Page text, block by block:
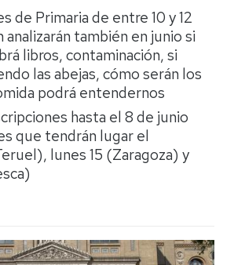
de Primaria de entre 10 y 12
analizarán también en junio si
libros, contaminación, si
las abejas, cómo serán los
podrá entendernos
hasta el 8 de junio
que tendrán lugar el
lunes 15 (Zaragoza) y